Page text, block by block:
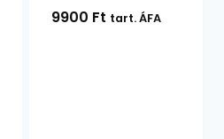
9900 Ft tart. ÁFA